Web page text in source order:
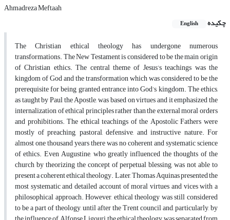
Ahmadreza Meftaah
چکیده
English
The Christian ethical theology has undergone numerous
transformations. The New Testament is considered to be the main origin
of Christian ethics. The central theme of Jesus’s teachings was the
kingdom of God and the transformation which was considered to be the
prerequisite for being granted entrance into God’s kingdom. The ethics,
as taught by Paul the Apostle, was based on virtues and it emphasized the
internalization of ethical principles rather than the external moral orders
and prohibitions. The ethical teachings of the Apostolic Fathers were
mostly of preaching, pastoral, defensive, and instructive nature. For
almost one thousand years there was no coherent and systematic science
of ethics. Even Augustine, who greatly influenced the thoughts of the
church by theorizing the concept of perpetual blessing, was not able to
present a coherent ethical theology. Later, Thomas Aquinas presented the
most systematic and detailed account of moral virtues and vices with a
philosophical approach. However, ethical theology was still considered
to be a part of theology, until after the Trent council and, particularly, by